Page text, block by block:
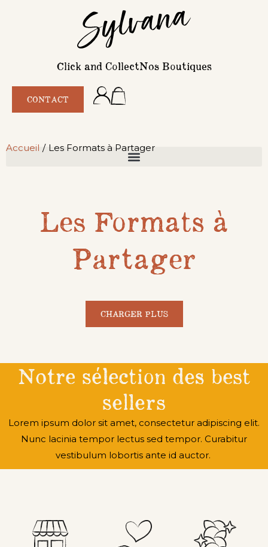
Click and CollectNos Boutiques
CONTACT
Accueil / Les Formats à Partager
Les Formats à
Partager
CHARGER PLUS
Notre sélection des best
sellers
Lorem ipsum dolor sit amet, consectetur adipiscing elit.
Nunc lacinia tempor lectus sed tempor. Curabitur
vestibulum lobortis ante id auctor.